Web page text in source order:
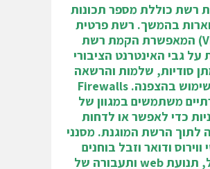
רשת כוללת מספר תכונות
בהמשך. רשת פרטית
(VPN) המאפשרת הקמת רשת
על גבי האינטרנט הציבורי
סודיות, שלמות והרשאה
תוך שימוש בהצפנה. Firewalls
משתמשים במגוון של
כדי לאפשר או לדחות
לתוך הרשת המוגנת. מסנני
ווירוס ודואר וזבל בוחנים
דוא"ל, תנועת web ותעבורה של